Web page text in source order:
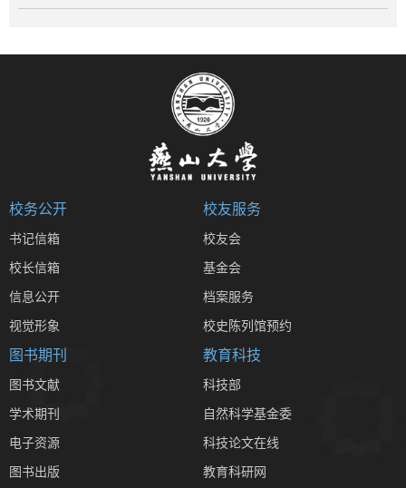
校务公开
书记信箱
校长信箱
信息公开
视觉形象
校友服务
校友会
基金会
档案服务
校史陈列馆预约
图书期刊
图书文献
学术期刊
电子资源
图书出版
教育科技
科技部
自然科学基金委
科技论文在线
教育科研网